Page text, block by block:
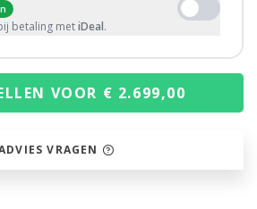
betaling metiDeal.
VOOR € 2.699,00
VRAGEN